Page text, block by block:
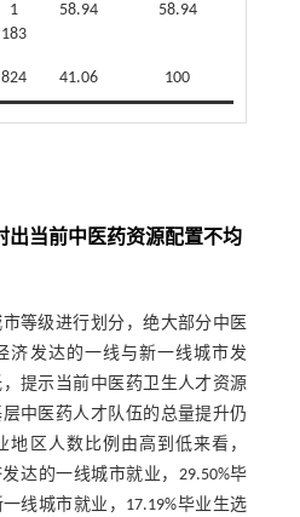
1
183
58.94 58.94
824 41.06 100
出当前中医药资源配置不均
等级进行划分，绝大部分中医
济发达的一线与新一线城市发
提示当前中医药卫生人才资源
中医药人才队伍的总量提升仍
地区人数比例由高到低来看，
达的一线城市就业，29.50%毕
线城市就业，17.19%毕业生选